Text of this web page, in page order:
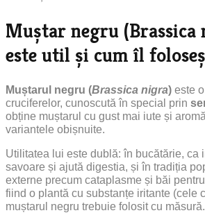
Muștar negru (Brassica
este util și cum îl
Muștarul negru (Brassica nigra) este
cruciferelor, cunoscută în special prin
obține muștarul cu gust mai iute și
variantele obișnuite.
Utilitatea lui este dublă: în bucătărie, ca
savoare și ajută digestia, și în tradiția
externe precum cataplasme și băi
fiind o plantă cu substanțe iritante (cele
muștarul negru trebuie folosit cu măsură.